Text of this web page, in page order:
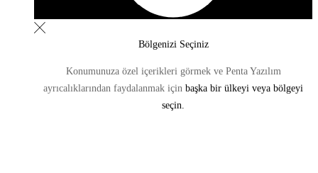
Bölgenizi Seçiniz
Konumunuza özel içerikleri görmek ve Penta Yazılım
ayrıcalıklarından faydalanmak için başka bir ülkeyi veya bölgeyi
seçin.